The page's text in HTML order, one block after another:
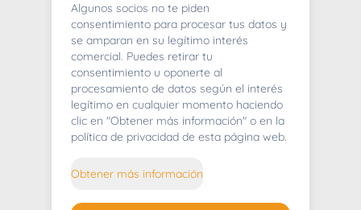
404
Whoops! Lo sentimos mucho.
Algunos socios no te piden
consentimiento para procesar tus datos y
se amparan en su legítimo interés
comercial. Puedes retirar tu
consentimiento u oponerte al
procesamiento de datos según el interés
legítimo en cualquier momento haciendo
clic en "Obtener más información" o en la
política de privacidad de esta página web.
Obtener más información